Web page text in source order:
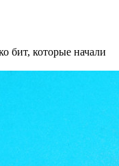
бит, которые начали